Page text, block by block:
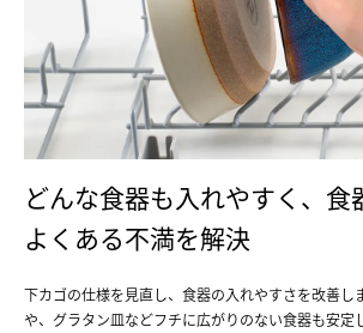
どんな食器も入れやすく、食
よくある不満を解決
下カゴの仕様を見直し、食器の入れやすさを改善し
や、グラタン皿などフチに広がりのない食器も安定